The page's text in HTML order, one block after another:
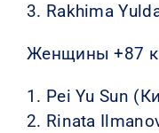
3. Rakhima
Женщины +87
1. Pei Yu Sun
2. Rinata